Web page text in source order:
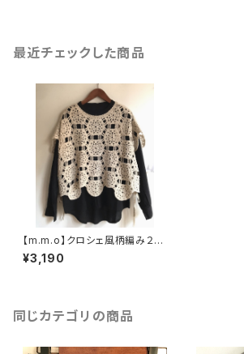
最近チェックした商品
【m.m.o】クロシェ風柄編み２W
AYベスト アイボリー フリーサイ
ズ CDK5589【エムエムオー】
¥3,190
同じカテゴリの商品